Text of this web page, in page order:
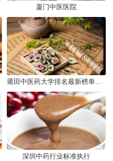
厦门中医医院
深圳中药行业标准执行